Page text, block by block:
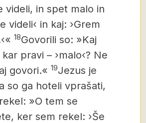
videli, in spet malo in
videli‹ in kaj: ›Grem
18Govorili so: »Kaj
pravi – ›malo‹? Ne
govori.« 19Jezus je
so ga hoteli vprašati,
»O tem se
ker sem rekel: ›Še